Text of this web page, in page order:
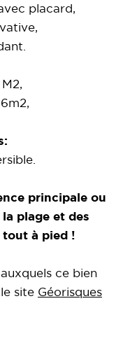
placard,
principale ou
plage et des
tout à pied !
ce bien
site Géorisques